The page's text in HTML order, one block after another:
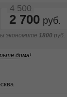
2 700
4 500
экономите 1800 руб.
дома!